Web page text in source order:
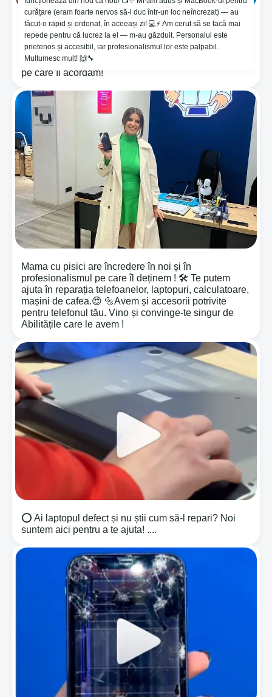
curățare (eram foarte nervos să-l duc într-un loc neîncrezat) — au
făcut-o rapid și ordonat, în aceeași zi! 💻⚡️ Am cerut să se facă mai
repede pentru că lucrez la el — m-au găzduit. Personalul este
prietenos și accesibil, iar profesionalismul lor este palpabil.
Multumesc mult! 🙌🔧
🔥Vino și aplică pelicula bronată pe bază de hidrogel
, ce ajută împotriva loviturilor și regenerează
zgârieturile !🤪 😱Îți oferim o garanție de 365 zile !
⚙️Noi purtăm răspundere pentru calitatea serviciului
pe care îl acordăm!
Mama cu pisici are încredere în noi și în
profesionalismul pe care îl deținem ! 🛠️ Te putem
ajuta în reparația telefoanelor, laptopuri, calculatoare,
mașini de cafea.😍 🔩Avem și accesorii potrivite
pentru telefonul tău. Vino și convinge-te singur de
Abilitățile care le avem !
⭕️ Ai laptopul defect și nu știi cum să-l repari? Noi
suntem aici pentru a te ajuta! ....